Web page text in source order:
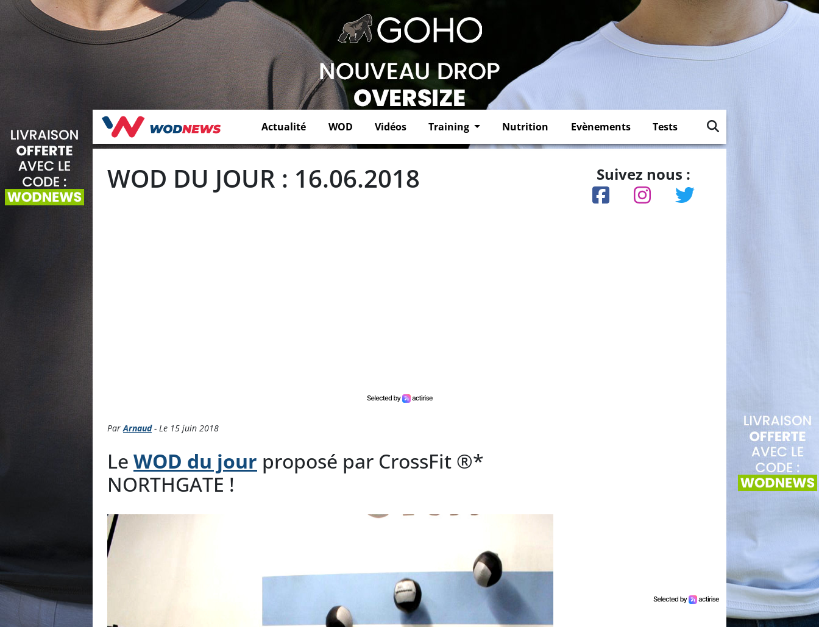
Actualité WOD Vidéos Training Nutrition Evènements Tests
WOD DU JOUR : 16.06.2018
ParArnaud- Le 15 juin 2018
Le WOD du jour proposé par CrossFit ®*
NORTHGATE !
Suivez nous :